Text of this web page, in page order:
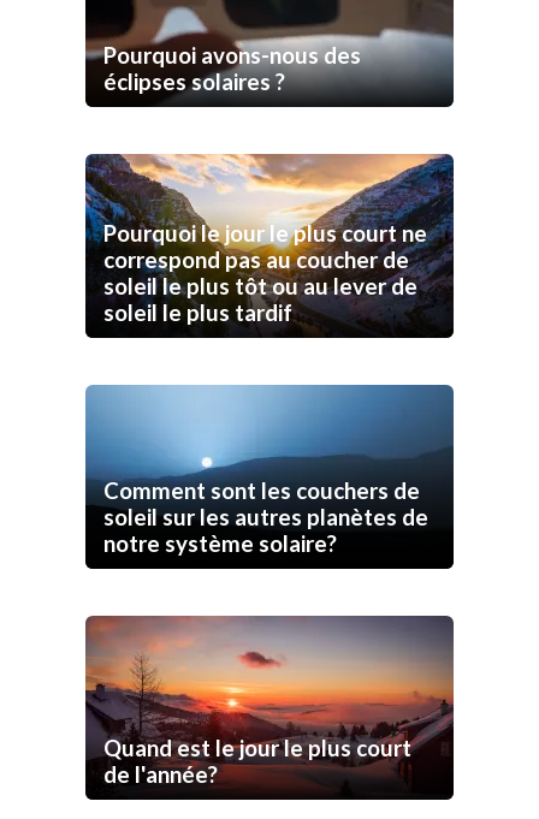
Pourquoi avons-nous des
éclipses solaires ?
Pourquoi le jour le plus court ne
correspond pas au coucher de
soleil le plus tôt ou au lever de
soleil le plus tardif
Comment sont les couchers de
soleil sur les autres planètes de
notre système solaire?
Quand est le jour le plus court
de l'année?